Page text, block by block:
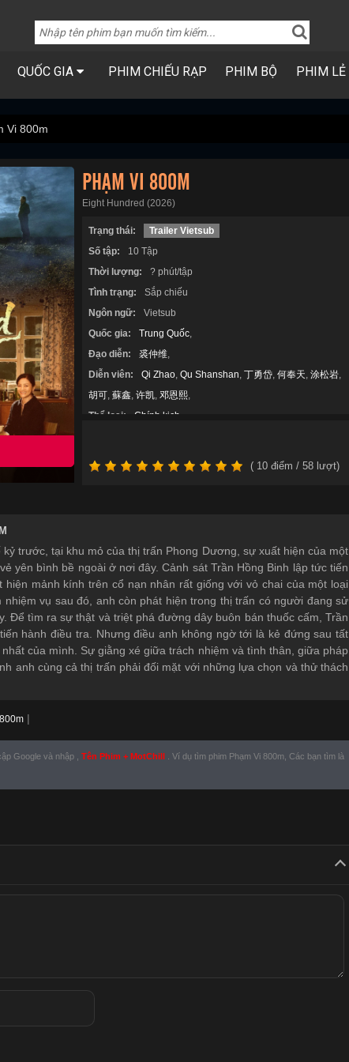
QUỐC GIA PHIM CHIẾU RẠP PHIM BỘ PHIM LẺ
Vi 800m
PHẠM VI 800M
Eight Hundred (2026)
Trạng thái:
Trailer Vietsub
Số tập:
10 Tập
Thời lượng:
? phút/tập
Tình trạng:
Sắp chiếu
Ngôn ngữ:
Vietsub
Quốc gia:
Trung Quốc,
Đạo diễn:
裘仲维,
Diễn viên:
Qi Zhao, Qu Shanshan, 丁勇岱, 何奉天, 涂松岩,
胡可, 蘇鑫, 许凯, 邓恩熙,
Thể loại:
Chính kịch
( 10điểm / 58lượt)
trước, tại khu mỏ của thị trấn Phong Dương, sự xuất hiện của một
yên bình bề ngoài ở nơi đây. Cảnh sát Trần Hồng Binh lập tức tiến
hiện mảnh kính trên cổ nạn nhân rất giống với vỏ chai của một loại
nhiệm vụ sau đó, anh còn phát hiện trong thị trấn có người đang sử
Để tìm ra sự thật và triệt phá đường dây buôn bán thuốc cấm, Trần
hành điều tra. Nhưng điều anh không ngờ tới là kẻ đứng sau tất
của mình. Sự giằng xé giữa trách nhiệm và tình thân, giữa pháp
anh cùng cả thị trấn phải đối mặt với những lựa chọn và thử thách
|
Google và nhập , Tên Phim + MotChill
. Ví dụ tìm phim Phạm Vi 800m, Các bạn tìm là